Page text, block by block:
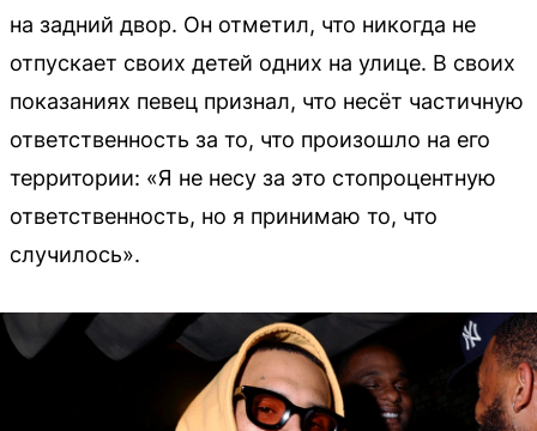
на задний двор. Он отметил, что никогда не
отпускает своих детей одних на улице. В своих
показаниях певец признал, что несёт частичную
ответственность за то, что произошло на его
территории: «Я не несу за это стопроцентную
ответственность, но я принимаю то, что
случилось».